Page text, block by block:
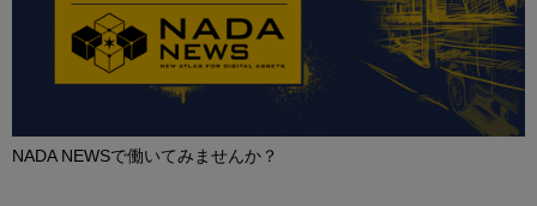
NADA NEWSで働いてみませんか？